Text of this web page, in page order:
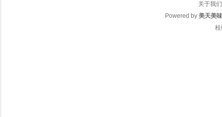
关于我们
Powered by 美天美味